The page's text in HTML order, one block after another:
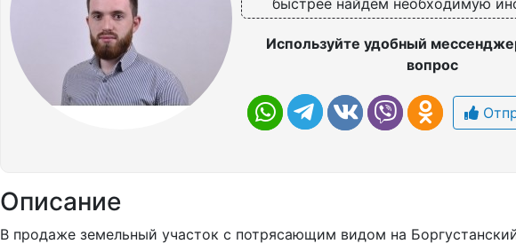
быстрее найдем необходимую
Используйте удобный
вопрос
Описание
В продаже земельный участок с потрясающим видом на